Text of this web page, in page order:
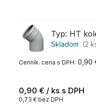
Typ: HT
Skladom (2
0,90
0,90 € / ks
0,73 € bez DPH